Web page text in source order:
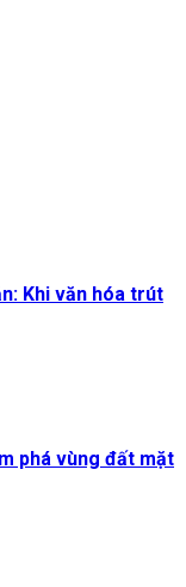
Khi văn hóa trút
phá vùng đất mặt